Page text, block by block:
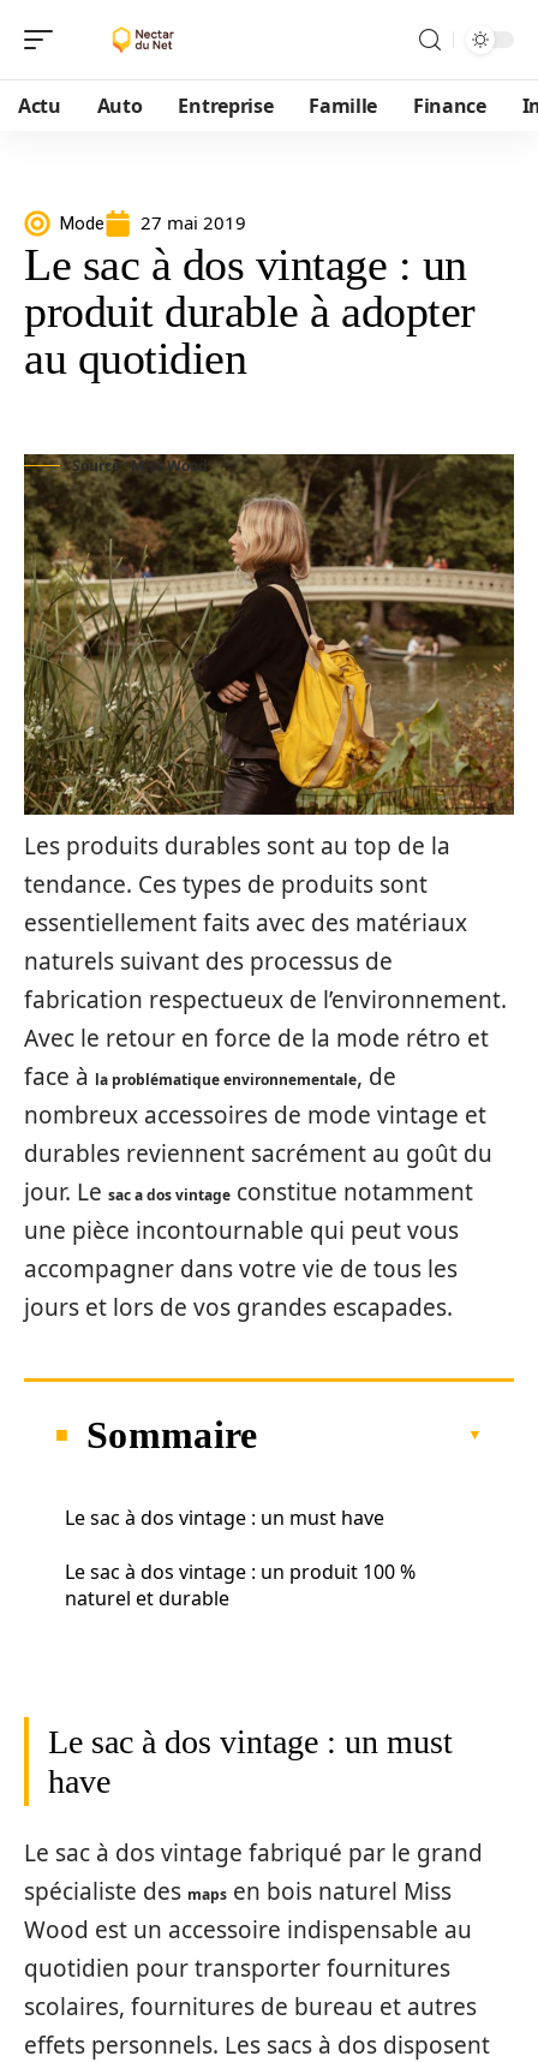
Actu Auto Entreprise Famille Finance
Mode 27 mai 2019
Le sac à dos vintage : un
produit durable à adopter
au quotidien
Source : Miss Wood
Les produits durables sont au top de la
tendance. Ces types de produits sont
essentiellement faits avec des matériaux
naturels suivant des processus de
fabrication respectueux de l’environnement.
Avec le retour en force de la mode rétro et
face à la problématique environnementale, de
nombreux accessoires de mode vintage et
durables reviennent sacrément au goût du
jour. Le sac a dos vintage constitue notamment
une pièce incontournable qui peut vous
accompagner dans votre vie de tous les
jours et lors de vos grandes escapades.
Sommaire
Le sac à dos vintage : un must have
Le sac à dos vintage : un produit 100 %
naturel et durable
Le sac à dos vintage : un must
have
Le sac à dos vintage fabriqué par le grand
spécialiste des maps en bois naturel Miss
Wood est un accessoire indispensable au
quotidien pour transporter fournitures
scolaires, fournitures de bureau et autres
effets personnels. Les sacs à dos disposent